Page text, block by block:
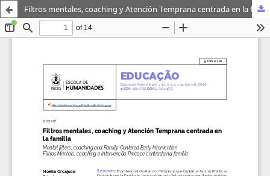
Filtros mentales, coaching y Atención Temprana centrada en la familia